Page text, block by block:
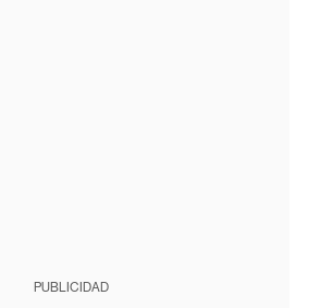
PUBLICIDAD